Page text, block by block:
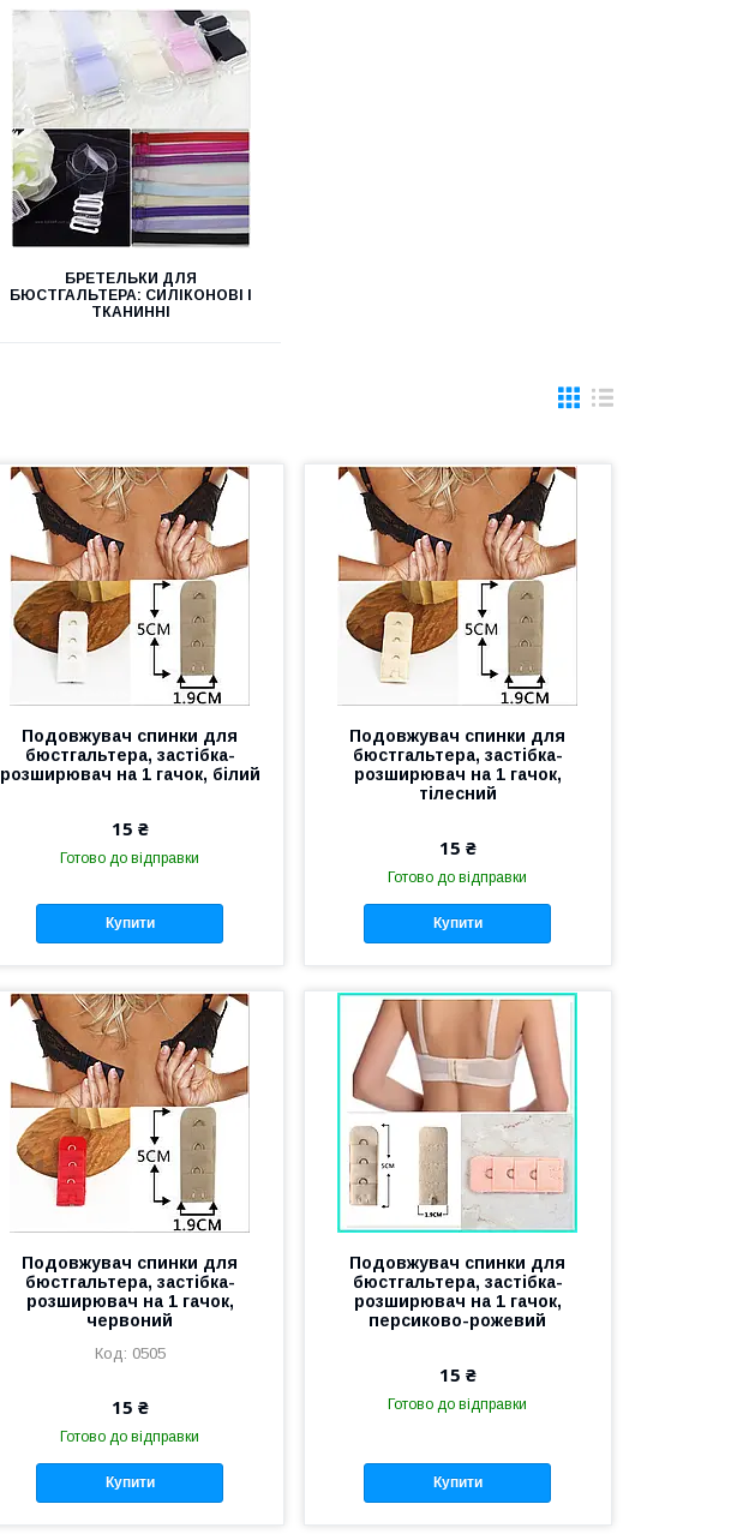
БРЕТЕЛЬКИ ДЛЯ
БЮСТГАЛЬТЕРА: СИЛІКОНОВІ І
ТКАНИННІ
Подовжувач спинки для
бюстгальтера, застібка-
розширювач на 1 гачок, білий
15 ₴
Готово до відправки
Купити
Подовжувач спинки для
бюстгальтера, застібка-
розширювач на 1 гачок,
тілесний
15 ₴
Готово до відправки
Купити
Подовжувач спинки для
бюстгальтера, застібка-
розширювач на 1 гачок,
червоний
0505
15 ₴
Готово до відправки
Купити
Подовжувач спинки для
бюстгальтера, застібка-
розширювач на 1 гачок,
персиково-рожевий
15 ₴
Готово до відправки
Купити